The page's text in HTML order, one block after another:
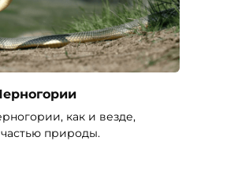
как и везде,
природы.